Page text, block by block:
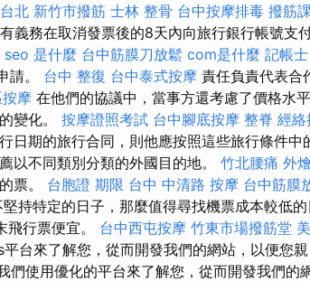
北 新竹市撥筋 士林 整骨 台中按摩排毒 撥筋
義務在取消發票後的8天內向旅行銀行帳號支
seo 是什麼 台中筋膜刀放鬆 com是什麼 記帳
請。 台中 整復 台中泰式按摩 責任負責代表合
摩 在他們的協議中，當事方還考慮了價格水
變化。 按摩證照考試 台中腳底按摩 整脊 經絡
日期的旅行合同，則他應按照這些旅行條件
以不同類別分類的外國目的地。 竹北腰痛 外
票。 台胞證 期限 台中 中清路 按摩 台中筋膜
持特定的日子，那麼值得尋找機票成本較低的
飛行票便宜。 台中西屯按摩 竹東市場撥筋堂
台來了解您，從而開發我們的網站，以便您親
們使用優化的平台來了解您，從而開發我們的